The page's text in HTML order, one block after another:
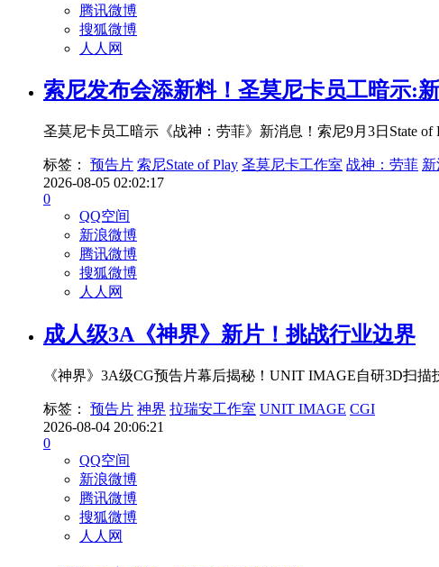
腾讯微博
搜狐微博
人人网
索尼发布会添新料！圣莫尼卡员工暗示:
圣莫尼卡员工暗示《战神：劳菲》新消息！索尼9月3日State
标签： 预告片 索尼State of Play 圣莫尼卡工作室 战神：劳菲 新
2026-08-05 02:02:17
0
QQ空间
新浪微博
腾讯微博
搜狐微博
人人网
成人级3A《神界》新片！挑战行业边界
《神界》3A级CG预告片幕后揭秘！UNIT IMAGE自研3D扫
标签： 预告片 神界 拉瑞安工作室 UNIT IMAGE CGI
2026-08-04 20:06:21
0
QQ空间
新浪微博
腾讯微博
搜狐微博
人人网